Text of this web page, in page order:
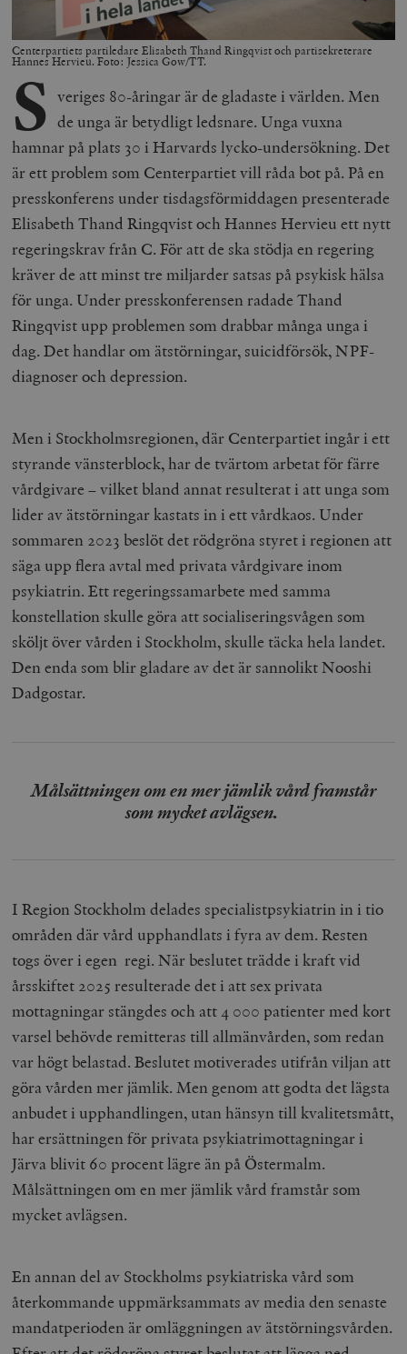
Centerpartiets partiledare Elisabeth Thand Ringqvist och partisekreterare
Hannes Hervieu. Foto: Jessica Gow/TT.
S veriges 80-åringar är de gladaste i världen. Men
de unga är betydligt ledsnare. Unga vuxna
hamnar på plats 30 i Harvards lycko-undersökning. Det
är ett problem som Centerpartiet vill råda bot på. På en
presskonferens under tisdagsförmiddagen presenterade
Elisabeth Thand Ringqvist och Hannes Hervieu ett nytt
regeringskrav från C. För att de ska stödja en regering
kräver de att minst tre miljarder satsas på psykisk hälsa
för unga. Under presskonferensen radade Thand
Ringqvist upp problemen som drabbar många unga i
dag. Det handlar om ätstörningar, suicidförsök, NPF-
diagnoser och depression.
Men i Stockholmsregionen, där Centerpartiet ingår i ett
styrande vänsterblock, har de tvärtom arbetat för färre
vårdgivare – vilket bland annat resulterat i att unga som
lider av ätstörningar kastats in i ett vårdkaos. Under
sommaren 2023 beslöt det rödgröna styret i regionen att
säga upp flera avtal med privata vårdgivare inom
psykiatrin. Ett regeringssamarbete med samma
konstellation skulle göra att socialiseringsvågen som
sköljt över vården i Stockholm, skulle täcka hela landet.
Den enda som blir gladare av det är sannolikt Nooshi
Dadgostar.
Målsättningen om en mer jämlik vård framstår
som mycket avlägsen.
I Region Stockholm delades specialistpsykiatrin in i tio
områden där vård upphandlats i fyra av dem. Resten
togs över i egen regi. När beslutet trädde i kraft vid
årsskiftet 2025 resulterade det i att sex privata
mottagningar stängdes och att 4 000 patienter med kort
varsel behövde remitteras till allmänvården, som redan
var högt belastad. Beslutet motiverades utifrån viljan att
göra vården mer jämlik. Men genom att godta det lägsta
anbudet i upphandlingen, utan hänsyn till kvalitetsmått,
har ersättningen för privata psykiatrimottagningar i
Järva blivit 60 procent lägre än på Östermalm.
Målsättningen om en mer jämlik vård framstår som
mycket avlägsen.
En annan del av Stockholms psykiatriska vård som
återkommande uppmärksammats av media den senaste
mandatperioden är omläggningen av ätstörningsvården.